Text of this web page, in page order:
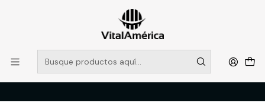
POR SISTEMA FRONTAL SOLO RETIROS EN TIENDA, DESDE
MUCHAS GRACIAS +569 5956 2237
Leer más
Inicio Catálogo FERRETERIA
HERRAMIENTAS MANUALES
HUINCHA AISLADORA 18 MM X 10MTS. ELECTR. (221431) TESA